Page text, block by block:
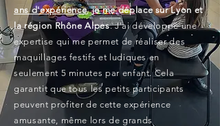
ans d'expérience,je me déplace sur Lyon et
la région Rhône Alpes. J'ai développé une
expertise qui me permet de réaliser des
maquillages festifs et ludiques en
seulement 5 minutes par enfant. Cela
garantit que tous les petits participants
peuvent profiter de cette expérience
amusante, même lors de grands